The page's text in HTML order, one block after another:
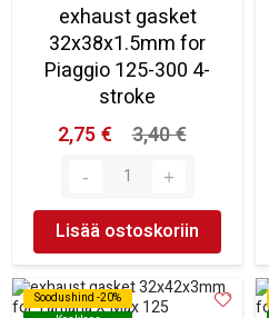
exhaust gasket
32x38x1.5mm for
Piaggio 125-300 4-
stroke
2,75 €
3,40 €
Lisää ostoskoriin
Soodushind -20%
Soodushind -20%